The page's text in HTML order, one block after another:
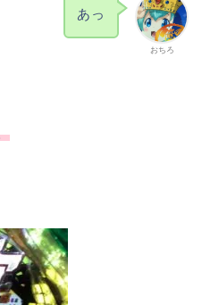
おちろ
あっ